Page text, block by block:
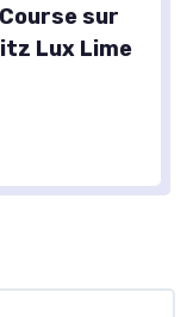
sur
Lux Lime